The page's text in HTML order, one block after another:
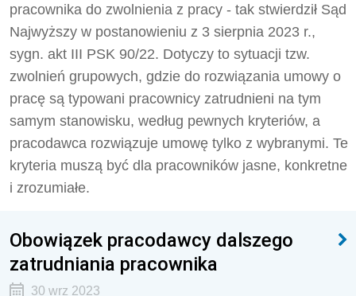
pracownika do zwolnienia z pracy - tak stwierdził Sąd
Najwyższy w postanowieniu z 3 sierpnia 2023 r.,
sygn. akt III PSK 90/22. Dotyczy to sytuacji tzw.
zwolnień grupowych, gdzie do rozwiązania umowy o
pracę są typowani pracownicy zatrudnieni na tym
samym stanowisku, według pewnych kryteriów, a
pracodawca rozwiązuje umowę tylko z wybranymi. Te
kryteria muszą być dla pracowników jasne, konkretne
i zrozumiałe.
Obowiązek pracodawcy dalszego
zatrudniania pracownika
30 wrz 2023